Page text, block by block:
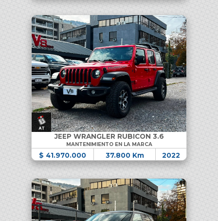
JEEP WRANGLER RUBICON 3.6
MANTENIMIENTO EN LA MARCA
$ 41.970.000 37.800 Km 2022